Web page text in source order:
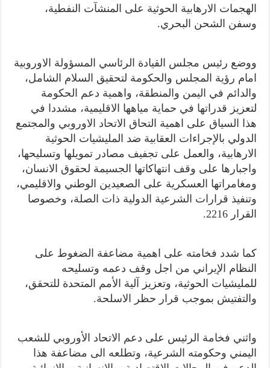
الهجمات الارهابية الحوثية على المنشآت النفطية،
وسفن الشحن البحري.
ووضع رئيس مجلس القيادة الرئاسي المسؤولة الاوروبية
امام رؤية المجلس والحكومة لتحقيق السلام الشامل،
والدائم في اليمن والمنطقة، واهمية دعم الحكومة
لتعزيز قدراتها في حماية مياهها الاقليمية، مشددا في
هذا السياق على اهمية التحاق الاتحاد الاوروبي والمجتمع
الدولي بالإجراءات العقابية ضد المليشيات الحوثية
الارهابية، والعمل على تجفيف مصادر تمويلها وتسليحها،
واجبارها على وقف انتهاكاتها الجسيمة لحقوق الانسان،
ومغامراتها العسكرية على الصعيدين الوطني والاقليمي،
وتنفيذ قرارات الشرعية الدولية ذات الصلة، وخصوصا
القرار 2216.
كما شدد فخامته على اهمية مضاعفة الضغوط على
النظام الإيراني من اجل وقف دعمه وتسليحه
للمليشيات الحوثية، وتعزيز آلية الأمم المتحدة للتحقق،
والتفتيش بموجب قرار حظر الاسلحة.
واثني فخامة الرئيس على دعم الاتحاد الأوروبي للشعب
اليمني وحكومته الشرعية، وتطلعه الى مضاعفة هذا